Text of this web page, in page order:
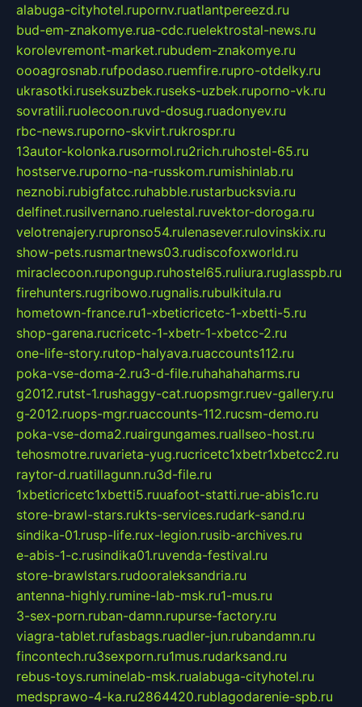
alabuga-cityhotel.rupornv.ruatlantpereezd.ru
bud-em-znakomye.rua-cdc.ruelektrostal-news.ru
korolevremont-market.rubudem-znakomye.ru
oooagrosnab.rufpodaso.ruemfire.rupro-otdelky.ru
ukrasotki.ruseksuzbek.ruseks-uzbek.ruporno-vk.ru
sovratili.ruolecoon.ruvd-dosug.ruadonyev.ru
rbc-news.ruporno-skvirt.rukrospr.ru
13autor-kolonka.rusormol.ru2rich.ruhostel-65.ru
hostserve.ruporno-na-russkom.rumishinlab.ru
neznobi.rubigfatcc.ruhabble.rustarbucksvia.ru
delfinet.rusilvernano.ruelestal.ruvektor-doroga.ru
velotrenajery.rupronso54.rulenasever.rulovinskix.ru
show-pets.rusmartnews03.rudiscofoxworld.ru
miraclecoon.rupongup.ruhostel65.ruliura.ruglasspb.ru
firehunters.rugribowo.rugnalis.rubulkitula.ru
hometown-france.ru1-xbeticricetc-1-xbetti-5.ru
shop-garena.rucricetc-1-xbetr-1-xbetcc-2.ru
one-life-story.rutop-halyava.ruaccounts112.ru
poka-vse-doma-2.ru3-d-file.ruhahahaharms.ru
g2012.rutst-1.rushaggy-cat.ruopsmgr.ruev-gallery.ru
g-2012.ruops-mgr.ruaccounts-112.rucsm-demo.ru
poka-vse-doma2.ruairgungames.ruallseo-host.ru
tehosmotre.ruvarieta-yug.rucricetc1xbetr1xbetcc2.ru
raytor-d.ruatillagunn.ru3d-file.ru
1xbeticricetc1xbetti5.ruuafoot-statti.rue-abis1c.ru
store-brawl-stars.rukts-services.rudark-sand.ru
sindika-01.rusp-life.rux-legion.rusib-archives.ru
e-abis-1-c.rusindika01.ruvenda-festival.ru
store-brawlstars.rudooraleksandria.ru
antenna-highly.rumine-lab-msk.ru1-mus.ru
3-sex-porn.ruban-damn.rupurse-factory.ru
viagra-tablet.rufasbags.ruadler-jun.rubandamn.ru
fincontech.ru3sexporn.ru1mus.rudarksand.ru
rebus-toys.ruminelab-msk.rualabuga-cityhotel.ru
medsprawo-4-ka.ru2864420.rublagodarenie-spb.ru